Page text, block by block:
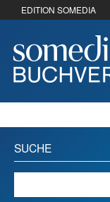
EDITION SOMEDIA
SUCHE